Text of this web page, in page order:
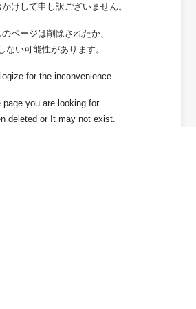
けして申し訳ございません。
ページは削除されたか、
ない可能性があります。
for the inconvenience.
page you are looking for
deleted or It may not exist.